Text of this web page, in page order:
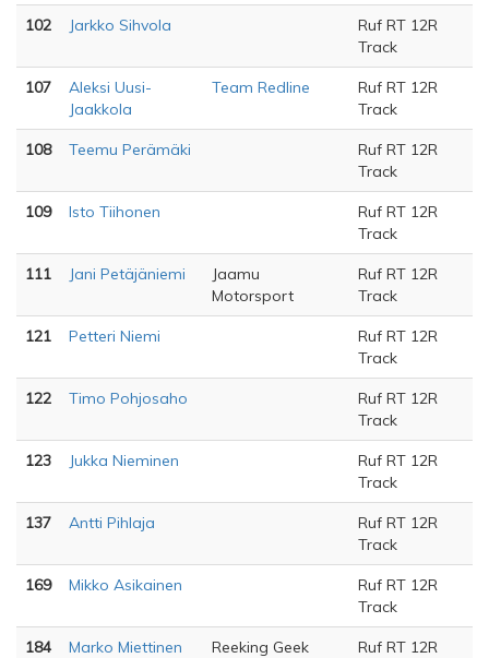
102 Jarkko Sihvola
Ruf RT 12R
Track
107
Aleksi Uusi-
Jaakkola
Team Redline
Ruf RT 12R
Track
108 Teemu Perämäki
Ruf RT 12R
Track
109 Isto Tiihonen
Ruf RT 12R
Track
111 Jani Petäjäniemi
Jaamu
Motorsport
Ruf RT 12R
Track
121 Petteri Niemi
Ruf RT 12R
Track
122 Timo Pohjosaho
Ruf RT 12R
Track
123 Jukka Nieminen
Ruf RT 12R
Track
137 Antti Pihlaja
Ruf RT 12R
Track
169 Mikko Asikainen
Ruf RT 12R
Track
184 Marko Miettinen
Reeking Geek
Ruf RT 12R